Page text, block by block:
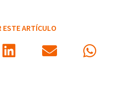
ESTE ARTÍCULO